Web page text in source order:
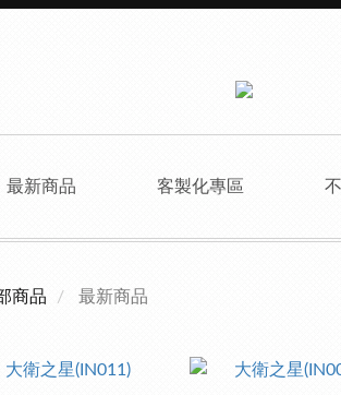
最新商品 客製化專區
商品 最新商品